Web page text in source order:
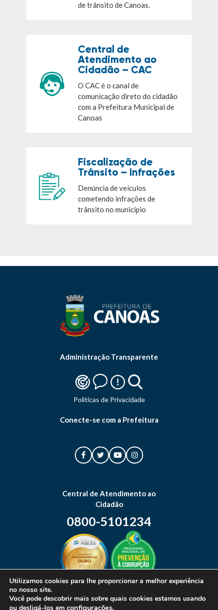
de trânsito de Canoas.
Central de
Atendimento ao
Cidadão – CAC
O CAC é o canal de
comunicação direto do cidadão
com a Prefeitura Municipal de
Canoas
Fiscalização de
Trânsito – Infrações
Denúncia de veículos
cometendo infrações de
trânsito no município
Administração Transparente
Politicas de Privacidade
Conecte-se com a Prefeitura
Central de Atendimento ao
Cidadão
0800-5101234
Utilizamos cookies para lhe proporcionar a melhor experiência
no nosso site.
Você pode descobrir mais sobre quais cookies estamos usando
ou desligá-los em configurações.